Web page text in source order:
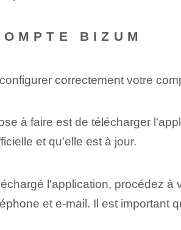
BIZUM
correctement votre
à faire est de télécharger
et qu'elle est à jour.
l'application, procédez
et e-mail. Il est important